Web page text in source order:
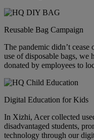
Reusable Bag Campaign
The pandemic didn’t
use of disposable bags, we
donated by employees to
Digital Education for Kids
In Xizhi, Acer collected
disadvantaged students,
technology through our